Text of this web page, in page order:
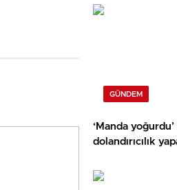
GÜNDEM
‘Manda
dolandırıcılık